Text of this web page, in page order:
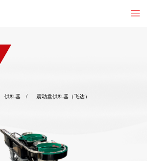
供料器 震动盘供料器（飞达）